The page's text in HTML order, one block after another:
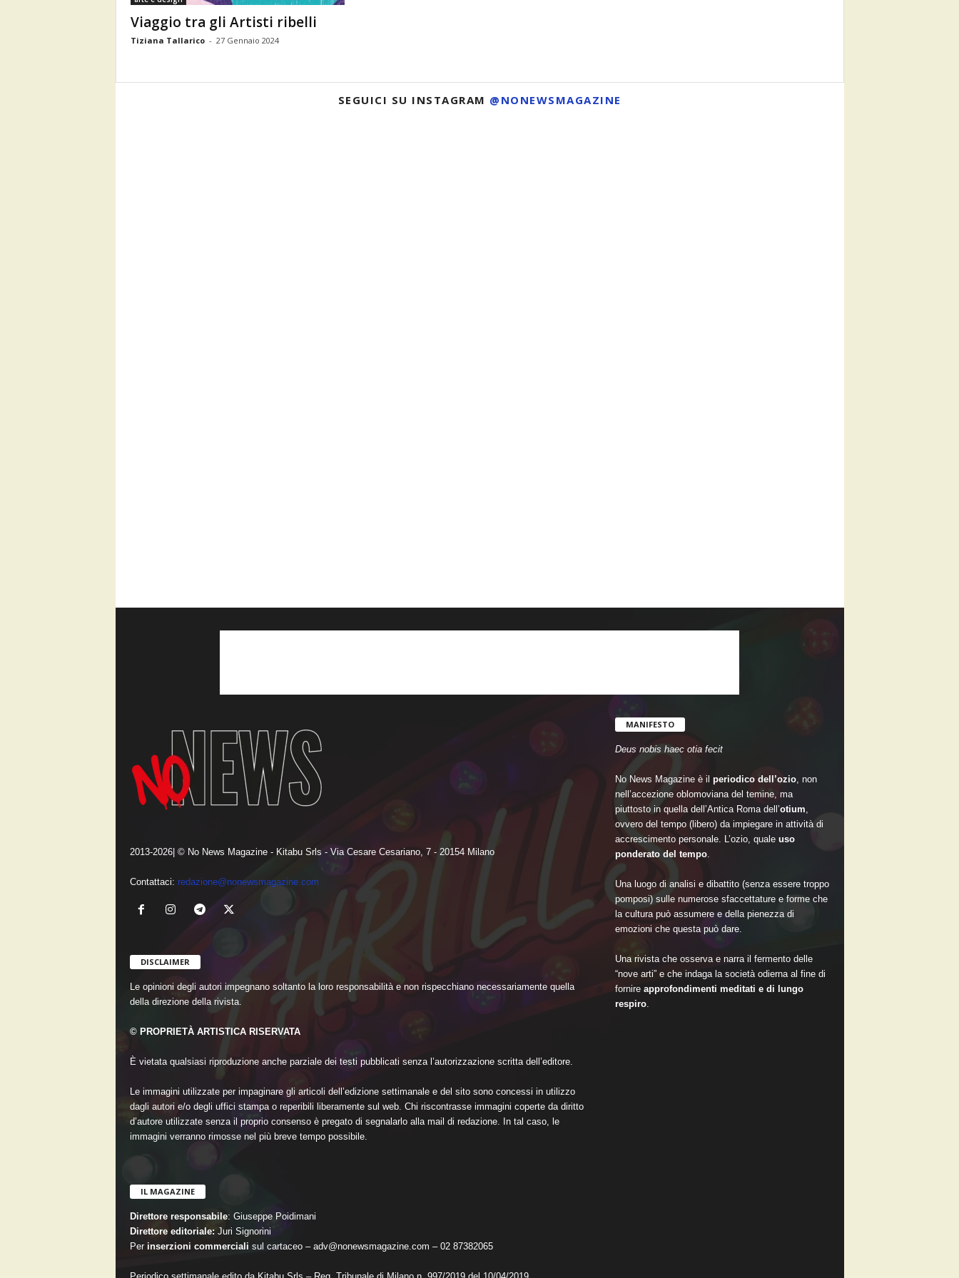
Viaggio tra gli Artisti ribelli
Tiziana Tallarico - 27 Gennaio 2024
SEGUICI SU INSTAGRAM @NONEWSMAGAZINE
2013-2026| © No News Magazine - Kitabu Srls - Via Cesare Cesariano, 7 - 20154 Milano
Contattaci: redazione@nonewsmagazine.com
DISCLAIMER
Le opinioni degli autori impegnano soltanto la loro responsabilità e non rispecchiano necessariamente quella
della direzione della rivista.
© PROPRIETÀ ARTISTICA RISERVATA
È vietata qualsiasi riproduzione anche parziale dei testi pubblicati senza l’autorizzazione scritta dell’editore.
Le immagini utilizzate per impaginare gli articoli dell’edizione settimanale e del sito sono concessi in utilizzo
dagli autori e/o degli uffici stampa o reperibili liberamente sul web. Chi riscontrasse immagini coperte da diritto
d’autore utilizzate senza il proprio consenso è pregato di segnalarlo alla mail di redazione. In tal caso, le
immagini verranno rimosse nel più breve tempo possibile.
IL MAGAZINE
Direttore responsabile: Giuseppe Poidimani
Direttore editoriale:Juri Signorini
Per inserzioni commerciali sul cartaceo – adv@nonewsmagazine.com – 02 87382065
MANIFESTO
Deus nobis haec otia fecit
No News Magazine è il periodico dell’ozio, non
nell’accezione oblomoviana del temine, ma
piuttosto in quella dell’Antica Roma dell’otium,
ovvero del tempo (libero) da impiegare in attività di
accrescimento personale. L’ozio, quale uso
ponderato del tempo.
Una luogo di analisi e dibattito (senza essere troppo
pomposi) sulle numerose sfaccettature e forme che
la cultura può assumere e della pienezza di
emozioni che questa può dare.
Una rivista che osserva e narra il fermento delle
“nove arti” e che indaga la società odierna al fine di
fornire approfondimenti meditati e di lungo
respiro.